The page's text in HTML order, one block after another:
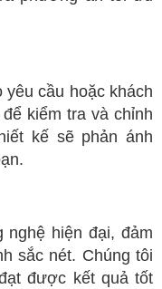
cầu hoặc khách
kiểm tra và chỉnh
kế sẽ phản ánh
hiện đại, đảm
sắc nét. Chúng tôi
được kết quả tốt